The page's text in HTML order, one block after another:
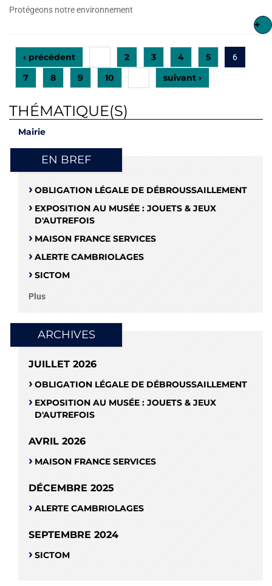
Protégeons notre environnement
+
‹ précédent 2 3 4 5 6
7 8 9 10 suivant ›
THÉMATIQUE(S)
Mairie
EN BREF
OBLIGATION LÉGALE DE DÉBROUSSAILLEMENT
EXPOSITION AU MUSÉE : JOUETS & JEUX
D'AUTREFOIS
MAISON FRANCE SERVICES
ALERTE CAMBRIOLAGES
SICTOM
Plus
ARCHIVES
JUILLET 2026
OBLIGATION LÉGALE DE DÉBROUSSAILLEMENT
EXPOSITION AU MUSÉE : JOUETS & JEUX
D'AUTREFOIS
AVRIL 2026
MAISON FRANCE SERVICES
DÉCEMBRE 2025
ALERTE CAMBRIOLAGES
SEPTEMBRE 2024
SICTOM